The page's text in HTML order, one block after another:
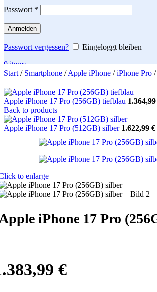
Passwort *
Anmelden
Passwort vergessen?
Eingeloggt bleiben
0items
Search
Start / Smartphone / Apple iPhone / iPhone Pro /
Apple iPhone 17 Pro (256GB) tiefblau 1.364,99
Back to products
Apple iPhone 17 Pro (512GB) silber 1.622,99 €
to enlarge
iPhone 17 Pro
€